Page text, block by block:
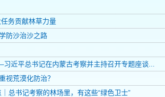
务贡献林草力量
防沙治沙之路
近平总书记在内蒙古考察并主持召开专题座谈...
视荒漠化防治？
总书记考察的林场里，有这些“绿色卫士”